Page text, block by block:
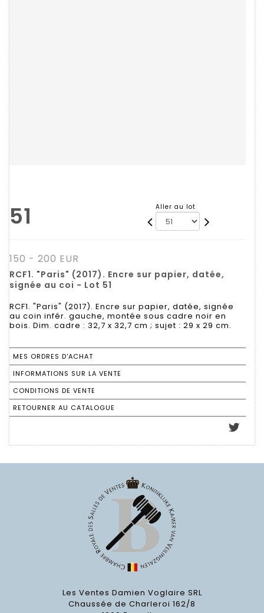
51 Aller au lot
150 - 200 EUR
RCF1. "Paris" (2017). Encre sur papier, datée,
signée au coi - Lot 51
RCF1. "Paris" (2017). Encre sur papier, datée, signée
au coin infér. gauche, montée sous cadre noir en
bois. Dim. cadre : 32,7 x 32,7 cm ; sujet : 29 x 29 cm.
MES ORDRES D'ACHAT
INFORMATIONS SUR LA VENTE
CONDITIONS DE VENTE
RETOURNER AU CATALOGUE
Les Ventes Damien Voglaire SRL
Chaussée de Charleroi 162/8